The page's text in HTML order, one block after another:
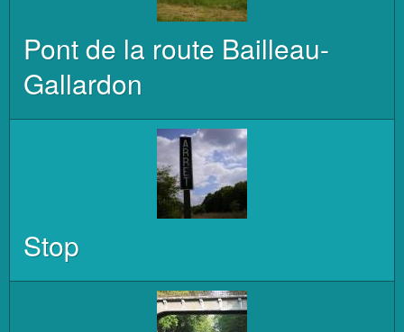
Pont de la route Bailleau-
Gallardon
Stop